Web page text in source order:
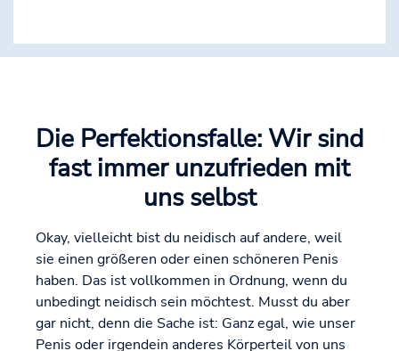
Die Perfektionsfalle: Wir sind
fast immer unzufrieden mit
uns selbst
Okay, vielleicht bist du neidisch auf andere, weil
sie einen größeren oder einen schöneren Penis
haben. Das ist vollkommen in Ordnung, wenn du
unbedingt neidisch sein möchtest. Musst du aber
gar nicht, denn die Sache ist: Ganz egal, wie unser
Penis oder irgendein anderes Körperteil von uns